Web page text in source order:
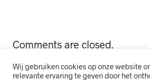
Comments are closed.
Wij gebruiken cookies op onze website
relevante ervaring te geven door het